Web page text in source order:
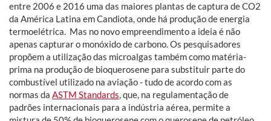
entre 2006 e 2016 uma das maiores plantas de captura de CO2
da América Latina em Candiota, onde há produção de energia
termoelétrica. Mas no novo empreendimento a ideia é não
apenas capturar o monóxido de carbono. Os pesquisadores
propõem a utilização das microalgas também como matéria-
prima na produção de bioquerosene para substituir parte do
combustível utilizado na aviação - tudo de acordo com as
normas da ASTM Standards, que, na regulamentação de
padrões internacionais para a indústria aérea, permite a